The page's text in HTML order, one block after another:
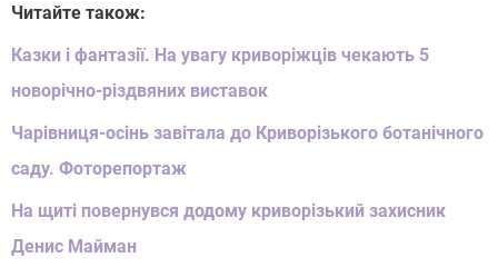
Читайте також:
Казки і фантазії. На увагу криворіжців чекають 5
новорічно-різдвяних виставок
Чарівниця-осінь завітала до Криворізького ботанічного
саду. Фоторепортаж
На щиті повернувся додому криворізький захисник
Денис Майман